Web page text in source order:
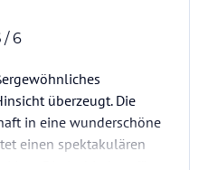
/ 6
überzeugt. Die
in eine wunderschöne
einen spektakulären